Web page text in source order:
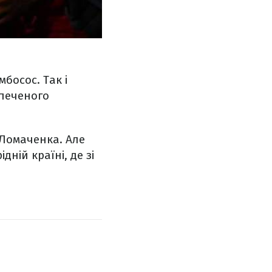
Так і
Але
країні, де зі